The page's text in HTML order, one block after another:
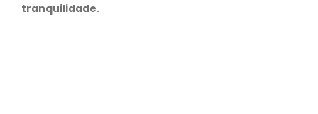
tranquilidade.